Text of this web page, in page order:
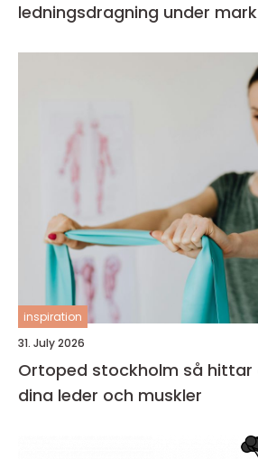
ledningsdragning under mark
inspiration
31. July 2026
Ortoped stockholm så hittar du rätt vård för
dina leder och muskler